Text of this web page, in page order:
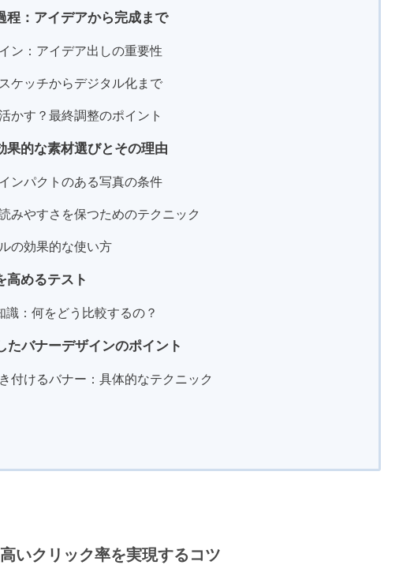
程：アイデアから完成まで
ン：アイデア出しの重要性
ケッチからデジタル化まで
かす？最終調整のポイント
果的な素材選びとその理由
ンパクトのある写真の条件
みやすさを保つためのテクニック
の効果的な使い方
高めるテスト
識：何をどう比較するの？
たバナーデザインのポイント
付けるバナー：具体的なテクニック
いクリック率を実現するコツ